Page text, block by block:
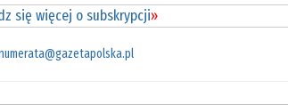
się więcej o subskrypcji»